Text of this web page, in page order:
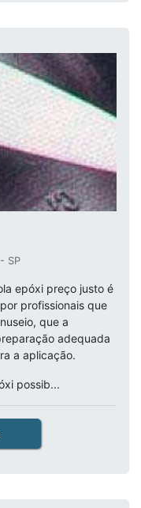
SP
epóxi preço justo é
profissionais que
que a
adequada
a aplicação.
possib...